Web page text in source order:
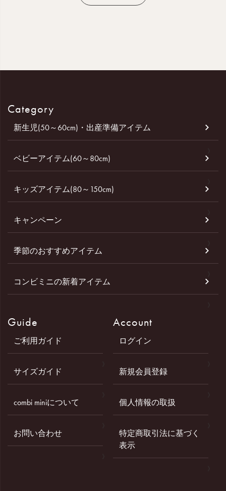
Category
新生児(50～60cm)・出産準備アイテム
ベビーアイテム(60～80cm)
キッズアイテム(80～150cm)
キャンペーン
季節のおすすめアイテム
コンビミニの新着アイテム
Guide
ご利用ガイド
サイズガイド
combi miniについて
お問い合わせ
Account
ログイン
新規会員登録
個人情報の取扱
特定商取引法に基づく
表示